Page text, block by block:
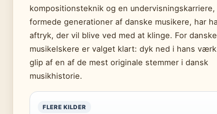
kompositionsteknik og en undervisningskarriere,
formede generationer af danske musikere, har
aftryk, der vil blive ved med at klinge. For danske
musikelskere er valget klart: dyk ned i hans
glip af en af de mest originale stemmer i dansk
musikhistorie.
FLERE KILDER